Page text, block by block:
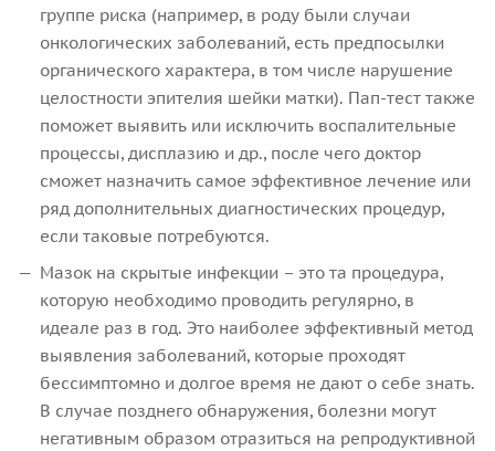
группе риска (например, в роду были случаи
онкологических заболеваний, есть предпосылки
органического характера, в том числе нарушение
целостности эпителия шейки матки). Пап-тест также
поможет выявить или исключить воспалительные
процессы, дисплазию и др., после чего доктор
сможет назначить самое эффективное лечение или
ряд дополнительных диагностических процедур,
если таковые потребуются.
Мазок на скрытые инфекции – это та процедура,
которую необходимо проводить регулярно, в
идеале раз в год. Это наиболее эффективный метод
выявления заболеваний, которые проходят
бессимптомно и долгое время не дают о себе знать.
В случае позднего обнаружения, болезни могут
негативным образом отразиться на репродуктивной